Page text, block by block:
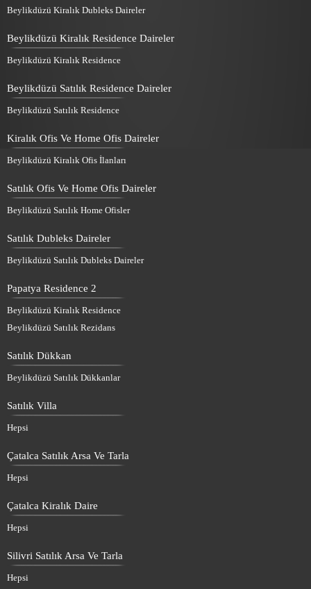
Beylikdüzü Kiralık Dubleks Daireler
Beylikdüzü Kiralık Residence Daireler
Beylikdüzü Kiralık Residence
Beylikdüzü Satılık Residence Daireler
Beylikdüzü Satılık Residence
Kiralık Ofis Ve Home Ofis Daireler
Beylikdüzü Kiralık Ofis İlanları
Satılık Ofis Ve Home Ofis Daireler
Beylikdüzü Satılık Home Ofisler
Satılık Dubleks Daireler
Beylikdüzü Satılık Dubleks Daireler
Papatya Residence 2
Beylikdüzü Kiralık Residence
Beylikdüzü Satılık Rezidans
Satılık Dükkan
Beylikdüzü Satılık Dükkanlar
Satılık Villa
Hepsi
Çatalca Satılık Arsa Ve Tarla
Hepsi
Çatalca Kiralık Daire
Hepsi
Silivri Satılık Arsa Ve Tarla
Hepsi